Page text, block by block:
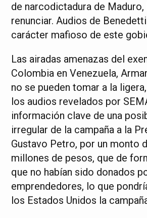
de narcodictadura de
renunciar. Audios de
carácter mafioso de este
Las airadas amenazas del
Colombia en Venezuela,
no se pueden tomar a la
los audios revelados por
información clave de una
irregular de la campaña a la
Gustavo Petro, por un monto
millones de pesos, que de
que no habían sido donados
emprendedores, lo que
los Estados Unidos la